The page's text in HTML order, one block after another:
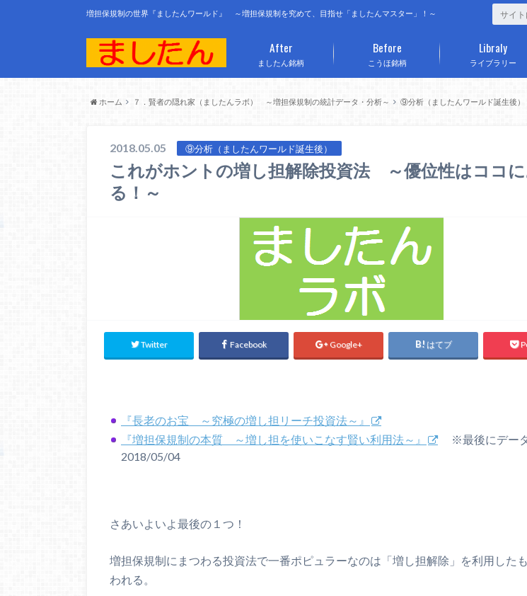
増担保規制の世界『ましたんワールド』 ～増担保規制を究めて、目指せ「ましたんマスター」！～
ましたん銘柄
After
こうほ銘柄
Before
ライブラリー
Libraly
ホーム ７．賢者の隠れ家（ましたんラボ） ～増担保規制の統計データ・分析～ ⑨分析（ましたんワールド誕生後）
2018.05.05 ⑨分析（ましたんワールド誕生後）
これがホントの増し担解除投資法 ～優位性はココ
る！～
Twitter Facebook Google+ はてブ
『長老のお宝 ～究極の増し担リーチ投資法～』
『増担保規制の本質 ～増し担を使いこなす賢い利用法～』
※最後にデー
2018/05/04
さあいよいよ最後の１つ！
増担保規制にまつわる投資法で一番ポピュラーなのは「増し担解除」を利用した
われる。